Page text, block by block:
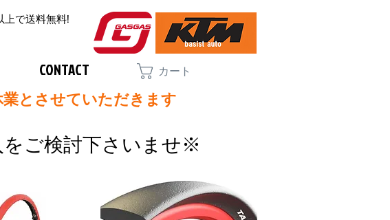
上で送料無料!
CONTACT カート
業とさせていただきます
をご検討下さいませ※